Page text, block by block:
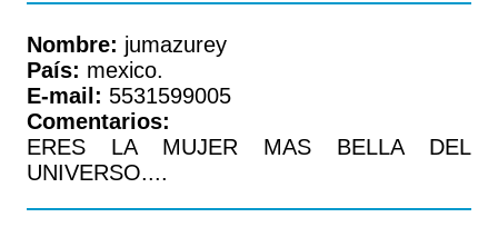
Nombre: jumazurey
País: mexico.
E-mail: 5531599005
Comentarios:
ERES LA MUJER MAS BELLA DEL
UNIVERSO....